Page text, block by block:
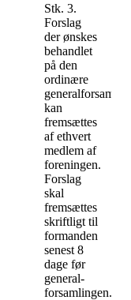
Stk. 3.
Forslag
der ønskes
behandlet
på den
ordinære
generalforsamling,
kan
fremsæt­tes
af ethvert
medlem af
foreningen.
Forslag
skal
fremsættes
skriftligt til
for­manden
senest 8
dage før
general­
forsamlingen.